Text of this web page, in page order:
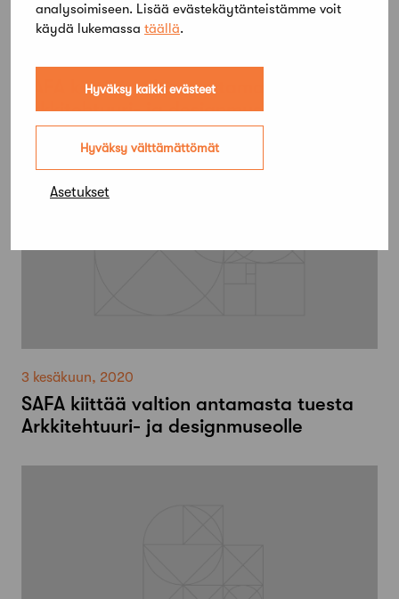
analysoimiseen. Lisää evästekäytänteistämme voit
käydä lukemassa täällä.
Hyväksy kaikki evästeet
Hyväksy välttämättömät
Asetukset
SAFA kiittää valtion antamasta tuesta
Arkkitehtuuri- ja designmuseolle
3 kesäkuun, 2020
SAFA kiittää valtion antamasta tuesta
Arkkitehtuuri- ja designmuseolle